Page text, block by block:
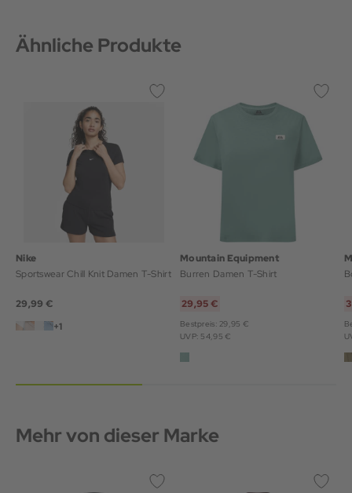
Ähnliche Produkte
Nike
Sportswear Chill Knit Damen T-Shirt
29,99 €
+1
Mountain Equipment
Burren Damen T-Shirt
29,95 €
Bestpreis: 29,95 €
UVP: 54,95 €
Mehr von dieser Marke